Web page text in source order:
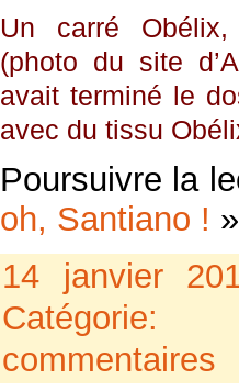
Un carré
(photo du site
avait terminé le
avec du tissu
Poursuivre la
oh, Santiano ! »
14 janvier
Catégorie:
commentaires